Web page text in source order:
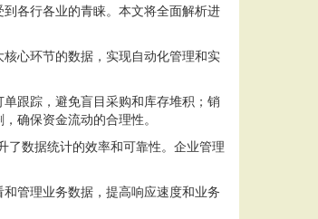
各行各业的青睐。本文将全面解析进
心环节的数据，实现自动化管理和实
跟踪，避免盲目采购和库存堆积；销
确保资金流动的合理性。
了数据统计的效率和可靠性。企业管理
管理业务数据，提高响应速度和业务